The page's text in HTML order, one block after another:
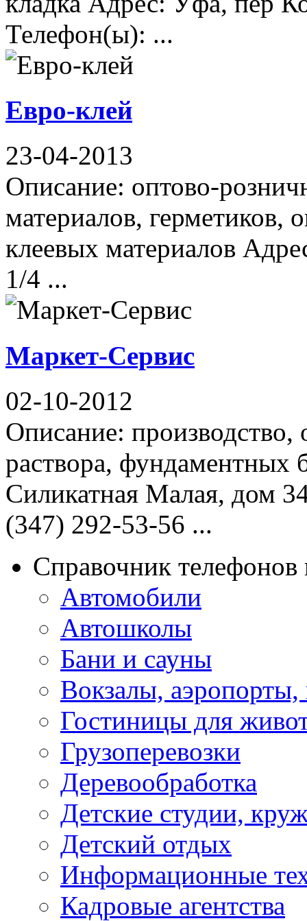
Телефон(ы): ...
Евро-клей
23-04-2013
Описание: оптово-
материалов, герметиков,
клеевых материалов
1/4 ...
Маркет-Сервис
02-10-2012
Описание: производство,
раствора, фундаментных
Силикатная Малая, дом
(347) 292-53-56 ...
Справочник
Автомобили
Автошколы
Бани и сауны
Вокзалы,
Гостиницы для
Грузоперевозки
Деревообработка
Детские студии,
Детский отдых
Информационные
Кадровые агентства